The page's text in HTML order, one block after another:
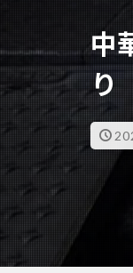
中
り